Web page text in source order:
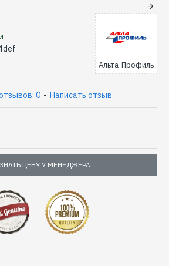
Альта-Профиль
0 - Написать отзыв
ЦЕНУ У МЕНЕДЖЕРА